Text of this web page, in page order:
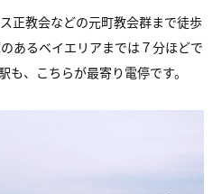
正教会などの元町教会群まで徒歩
あるベイエリアまでは７分ほどで
も、こちらが最寄り電停です。